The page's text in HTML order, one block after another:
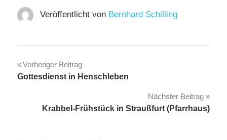
Veröffentlicht von Bernhard Schilling
Beitragsnavigation
Vorheriger Beitrag
Gottesdienst in Henschleben
Nächster Beitrag
Krabbel-Frühstück in Straußfurt (Pfarrhaus)